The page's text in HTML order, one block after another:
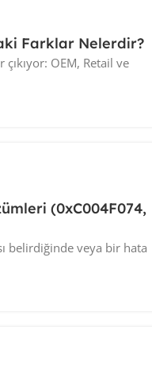
Farklar Nelerdir?
OEM, Retail ve
(0xC004F074,
belirdiğinde veya bir hata